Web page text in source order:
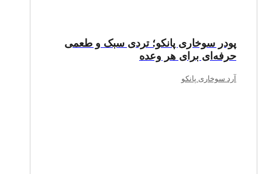
پودر سوخاری پانکو؛ تردی سبک و طعمی
حرفه‌ای برای هر وعده
آرد سوخاری پانکو